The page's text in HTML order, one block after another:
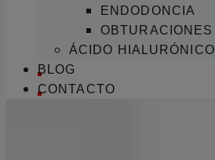
ENDODONCIA
OBTURACIONES
ÁCIDO HIALURÓNICO
BLOG
CONTACTO